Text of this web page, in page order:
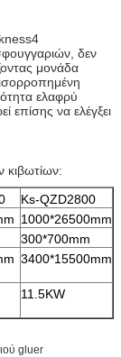
δεν
μονάδα
ελαφρύ
επίσης να ελέγξει
Ks-QZD2800
1000*26500mm
300*700mm
3400*15500mm
11.5KW
gluer